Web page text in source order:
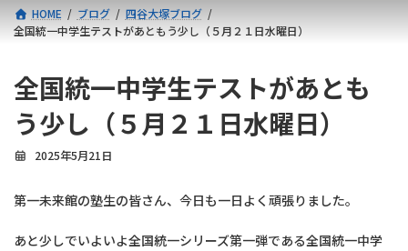
HOME ブログ
四谷大塚ブログ
全国統一中学生テストがあともう少し（５月２１日水曜日）
全国統一中学生テストがあとも
う少し（５月２１日水曜日）
2025年5月21日
第一未来館の塾生の皆さん、今日も一日よく頑張りました。
あと少しでいよいよ全国統一シリーズ第一弾である全国統一中学